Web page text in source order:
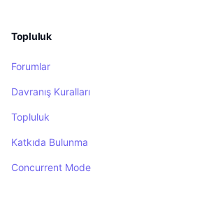
Topluluk
Forumlar
Davranış Kuralları
Topluluk
Katkıda Bulunma
Concurrent Mode